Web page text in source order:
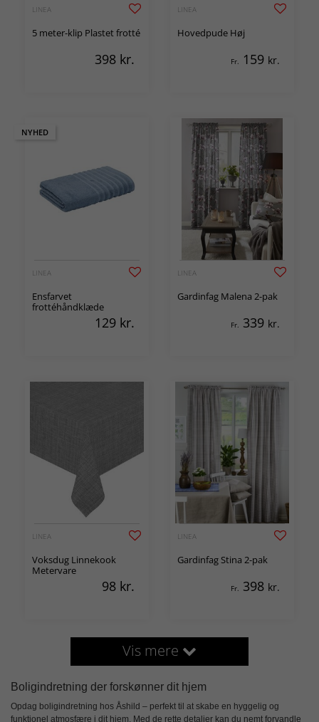
LINEA
5 meter-klip Plastet frotté
398 kr.
LINEA
Hovedpude Høj
Fr. 159 kr.
NYHED
LINEA
Ensfarvet
frottéhåndklæde
129 kr.
LINEA
Gardinfag Malena 2-pak
Fr. 339 kr.
LINEA
Voksdug Linnekook
Metervare
98 kr.
LINEA
Gardinfag Stina 2-pak
Fr. 398 kr.
Vis mere
Boligindretning der forskønner dit hjem
Opdag boligindretning hos Åshild – perfekt til at skabe en hyggelig og
funktionel atmosfære i dit hjem. Med de rette detaljer kan du nemt forvandle